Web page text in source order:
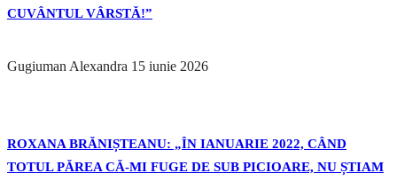
CUVÂNTUL VÂRSTĂ!”
Gugiuman Alexandra 15 iunie 2026
ROXANA BRĂNIȘTEANU: „ÎN IANUARIE 2022, CÂND
TOTUL PĂREA CĂ-MI FUGE DE SUB PICIOARE, NU ȘTIAM